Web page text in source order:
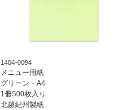
1404-0094
メニュー用紙
グリーン・A4
1冊500枚入り
北越紀州製紙